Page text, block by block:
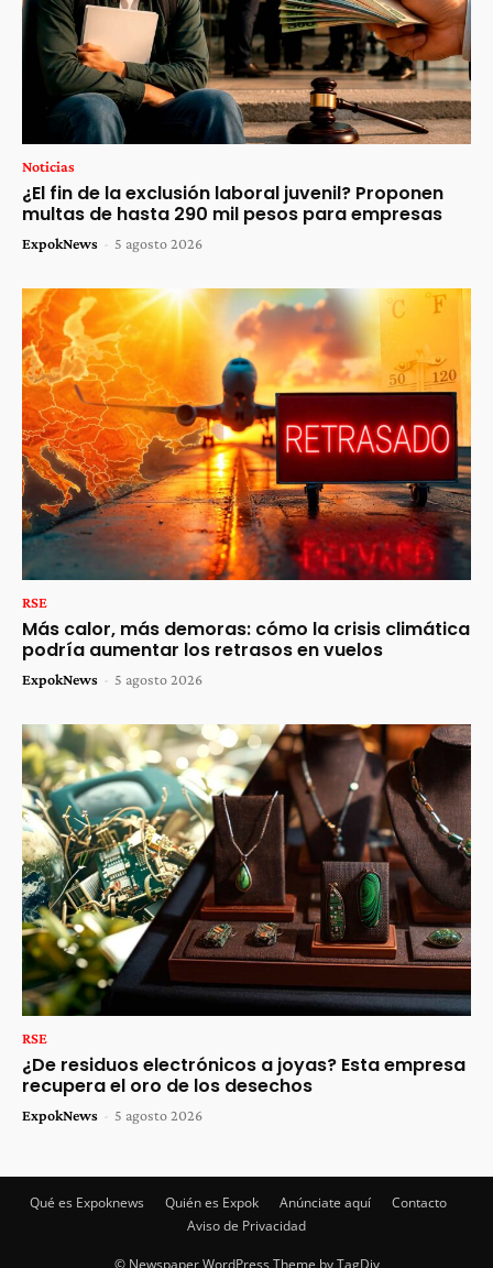
Noticias
¿El fin de la exclusión laboral juvenil? Proponen
multas de hasta 290 mil pesos para empresas
ExpokNews - 5 agosto 2026
RSE
Más calor, más demoras: cómo la crisis climática
podría aumentar los retrasos en vuelos
ExpokNews - 5 agosto 2026
RSE
¿De residuos electrónicos a joyas? Esta empresa
recupera el oro de los desechos
ExpokNews - 5 agosto 2026
Qué es Expoknews Quién es Expok Anúnciate aquí
Contacto
Aviso de Privacidad